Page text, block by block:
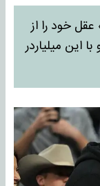
خود را از
این میلیاردر